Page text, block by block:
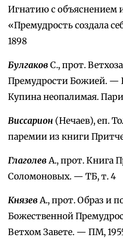
Игнатию с объяснением
«Премудрость создала
1898
БулгаковС., прот.
Премудрости Божией. —
Купина неопалимая.
Виссарион (Нечаев), еп.
паремии из книги
ГлаголевА., прот. Книга
Соломоновых. — ТБ, т. 4
КнязевА., прот. Образ и
Божественной
Ветхом Завете. — ПМ,